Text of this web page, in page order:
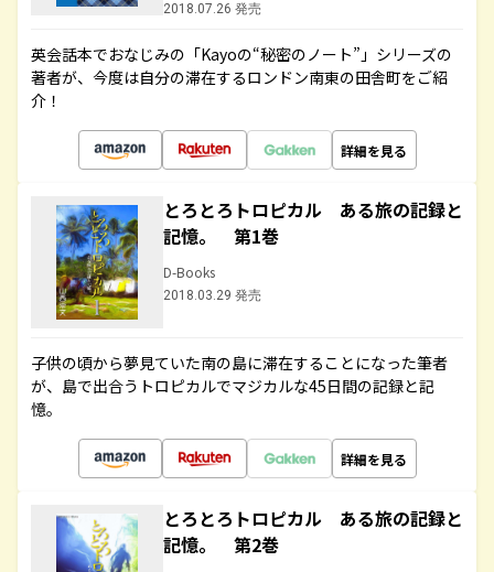
2018.07.26 発売
英会話本でおなじみの「Kayoの“秘密のノート”」シリーズの
著者が、今度は自分の滞在するロンドン南東の田舎町をご紹
介！
詳細を見る
とろとろトロピカル ある旅の記録と
記憶。 第1巻
D-Books
2018.03.29 発売
子供の頃から夢見ていた南の島に滞在することになった筆者
が、島で出合うトロピカルでマジカルな45日間の記録と記
憶。
詳細を見る
とろとろトロピカル ある旅の記録と
記憶。 第2巻